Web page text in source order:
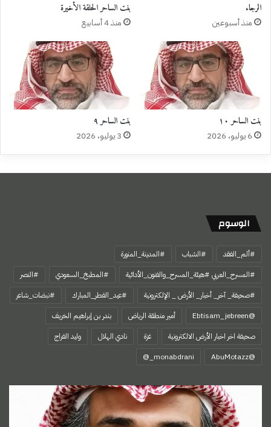
الرجاء
منذ أسبوعين
بنت الساحر الحلقة الأخيرة
منذ 4 أسابيع
بنت الساحر ١٠
6 يوليو، 2026
بنت الساحر ٩
3 يوليو، 2026
الوسوم
#ألم_الفقد #الشباب
#المدينة_المنورة
#المسرح_العربي #هيئة_المسرح_والفنون_الأدائية
#المطبخ_السعودي
#النصر
#صحيفة_ آخر_ أخبار_ الأرض _ الإلكترونية
#عيد_الفطر_المبارك
#نبضات_شاعر
@Ebtisam_jebreen
أمير منطقة الرياض
بندر بن إبراهيم الخريف
صحيفة اخر اخبار الأرض الالكترونية
غزة نادي الهلال
وليد الفراج
‏@AbuMotazz